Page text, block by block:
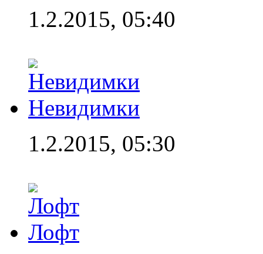
1.2.2015, 05:40
Невидимки
1.2.2015, 05:30
Лофт